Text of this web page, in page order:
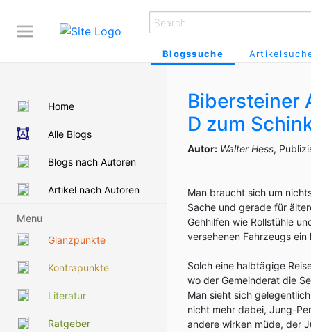
Blogssuche
Home
Alle Blogs
Blogs nach Autoren
Artikel nach Autoren
Menu
Glanzpunkte
Kontrapunkte
Literatur
Ratgeber
Bibersteiner
D zum
Autor: Walter Hess,
Man braucht sich um
Sache und gerade für
Gehhilfen wie Rollstühle
versehenen Fahrzeugs
Solch eine halbtägige
wo der Gemeinderat die
Man sieht sich
nicht mehr dabei, Jung-
andere wirken müde, der